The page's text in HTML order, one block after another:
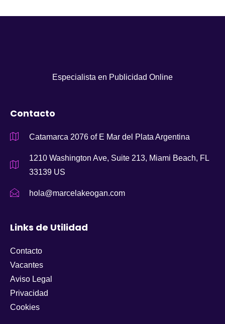
Especialista en Publicidad Online
Contacto
Catamarca 2076 of E Mar del Plata Argentina
1210 Washington Ave, Suite 213, Miami Beach, FL
33139 US
hola@marcelakeogan.com
Links de Utilidad
Contacto
Vacantes
Aviso Legal
Privacidad
Cookies